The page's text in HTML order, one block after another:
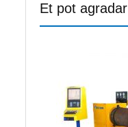
Et pot agradar